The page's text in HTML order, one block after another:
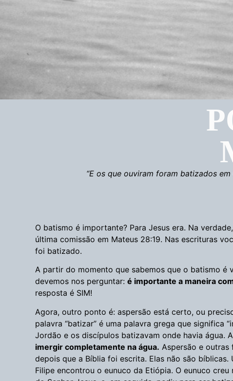
“E os que ouviram foram batizados
O batismo é importante? Para Jesus era. Na
última comissão em Mateus 28:19. Nas escrituras
foi batizado.
A partir do momento que sabemos que o batismo é
devemos nos perguntar: é importante a maneira
resposta é SIM!
Agora, outro ponto é: aspersão está certo, ou
palavra “batizar” é uma palavra grega que significa
Jordão e os discípulos batizavam onde havia água.
imergir completamente na água. Aspersão e
depois que a Bíblia foi escrita. Elas não são bíblicas.
Filipe encontrou o eunuco da Etiópia. O eunuco